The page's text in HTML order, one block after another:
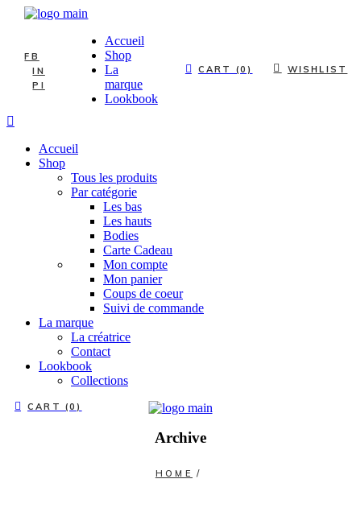
FB
IN
PI
Accueil
Shop
La
marque
Lookbook
CART (0) WISHLIST
Accueil
Shop
Tous les produits
Par catégorie
Les bas
Les hauts
Bodies
Carte Cadeau
Mon compte
Mon panier
Coups de coeur
Suivi de commande
La marque
La créatrice
Contact
Lookbook
Collections
CART (0)
Archive
HOME